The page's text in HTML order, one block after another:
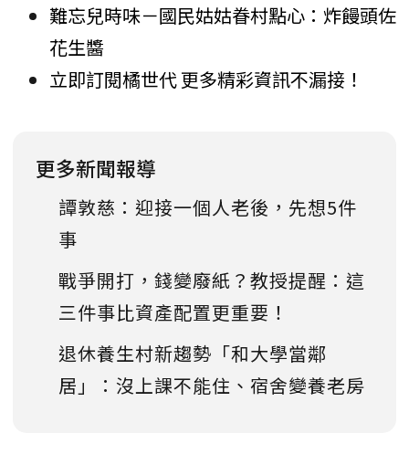
難忘兒時味－國民姑姑眷村點心：炸饅頭佐
花生醬
立即訂閱橘世代 更多精彩資訊不漏接！
更多新聞報導
譚敦慈：迎接一個人老後，先想5件
事
戰爭開打，錢變廢紙？教授提醒：這
三件事比資產配置更重要！
退休養生村新趨勢「和大學當鄰
居」：沒上課不能住、宿舍變養老房